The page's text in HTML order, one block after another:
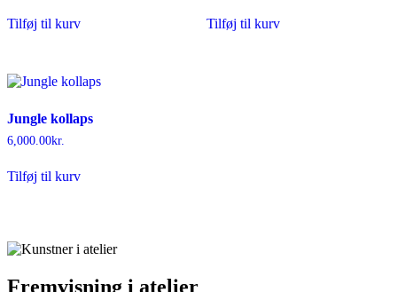
Tilføj til kurv Tilføj til kurv
Jungle kollaps
6,000.00kr.
Tilføj til kurv
Fremvisning i atelier